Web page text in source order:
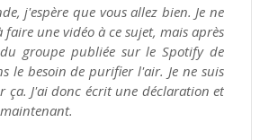
j'espère que vous allez bien. Je ne
faire une vidéo à ce sujet, mais après
groupe publiée sur le Spotify de
le besoin de purifier l'air. Je ne suis
ça. J'ai donc écrit une déclaration et